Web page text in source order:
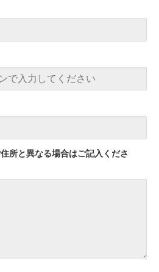
所と異なる場合はご記入くださ